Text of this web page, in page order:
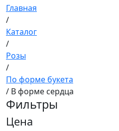
Главная
/
Каталог
/
Розы
/
По форме букета
/ В форме сердца
Фильтры
Цена